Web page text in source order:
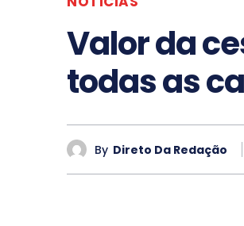
Valor da
todas as
By Direto Da Redação